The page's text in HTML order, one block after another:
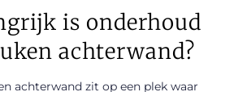
is onderhoud
achterwand?
achterwand zit op een plek waar